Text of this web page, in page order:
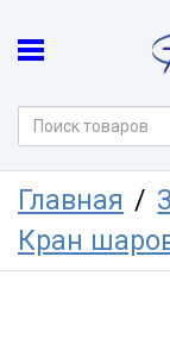
Главная
Кран